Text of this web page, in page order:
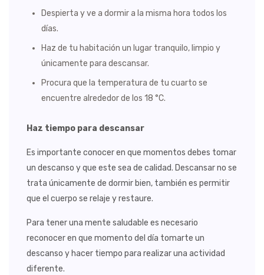
Despierta y ve a dormir a la misma hora todos los
días.
Haz de tu habitación un lugar tranquilo, limpio y
únicamente para descansar.
Procura que la temperatura de tu cuarto se
encuentre alrededor de los 18 °C.
Haz tiempo para descansar
Es importante conocer en que momentos debes tomar
un descanso y que este sea de calidad. Descansar no se
trata únicamente de dormir bien, también es permitir
que el cuerpo se relaje y restaure.
Para tener una mente saludable es necesario
reconocer en que momento del día tomarte un
descanso y hacer tiempo para realizar una actividad
diferente.